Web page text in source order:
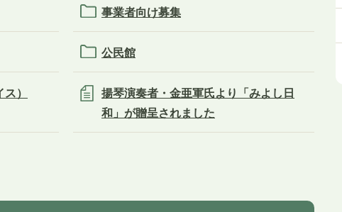
事業者向け募集
公民館
）
揚琴演奏者・金亜軍氏より「みよし日
和」が贈呈されました